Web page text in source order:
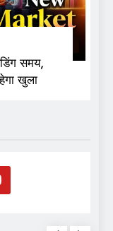
समय,
खुला